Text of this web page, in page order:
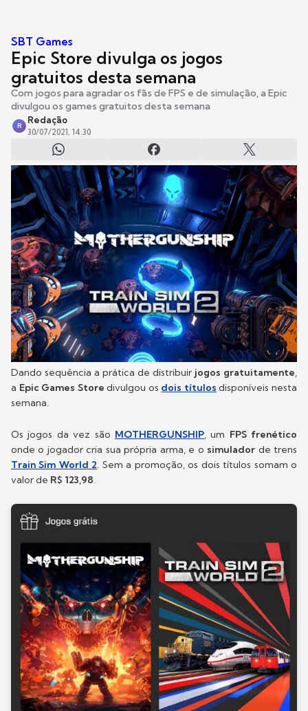
SBT Games
Epic Store divulga os jogos
gratuitos desta semana
Com jogos para agradar os fãs de FPS e de simulação, a Epic
divulgou os games gratuitos desta semana
R
Redação
30/07/2021, 14:30
Dando sequência a prática de distribuir jogos gratuitamente,
a Epic Games Store divulgou os dois títulos disponíveis nesta
semana.
Os jogos da vez são MOTHERGUNSHIP, um FPS frenético
onde o jogador cria sua própria arma, e o simulador de trens
Train Sim World 2. Sem a promoção, os dois títulos somam o
valor de R$ 123,98.